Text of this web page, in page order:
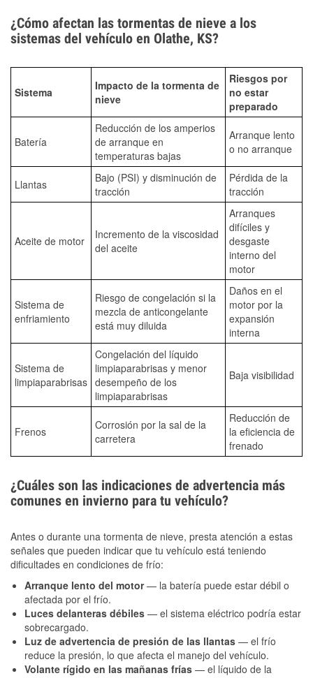
¿Cómo afectan las tormentas de nieve a los
sistemas del vehículo en Olathe, KS?
Sistema
Impacto de la tormenta de
nieve
Riesgos por
no estar
preparado
Batería
Reducción de los amperios
de arranque en
temperaturas bajas
Arranque lento
o no arranque
Llantas
Bajo (PSI) y disminución de
tracción
Pérdida de la
tracción
Aceite de motor
Incremento de la viscosidad
del aceite
Arranques
difíciles y
desgaste
interno del
motor
Sistema de
enfriamiento
Riesgo de congelación si la
mezcla de anticongelante
está muy diluida
Daños en el
motor por la
expansión
interna
Sistema de
limpiaparabrisas
Congelación del líquido
limpiaparabrisas y menor
desempeño de los
limpiaparabrisas
Baja visibilidad
Frenos
Corrosión por la sal de la
carretera
Reducción de
la eficiencia de
frenado
¿Cuáles son las indicaciones de advertencia más
comunes en invierno para tu vehículo?
Antes o durante una tormenta de nieve, presta atención a estas
señales que pueden indicar que tu vehículo está teniendo
dificultades en condiciones de frío:
Arranque lento del motor— la batería puede estar débil o
afectada por el frío.
Luces delanteras débiles — el sistema eléctrico podría estar
sobrecargado.
Luz de advertencia de presión de las llantas — el frío
reduce la presión, lo que afecta el manejo del vehículo.
Volante rígido en las mañanas frías — el líquido de la